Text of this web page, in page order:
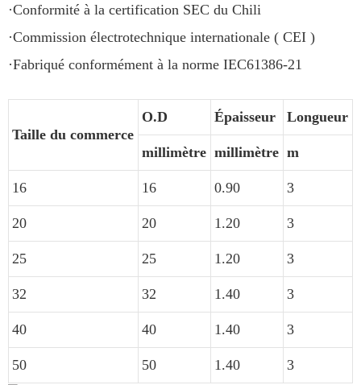
·Conformité à la certification SEC du Chili
·Commission électrotechnique internationale ( CEI )
·Fabriqué conformément à la norme IEC61386-21
O.D Épaisseur
m
16 16 0.90 3
20 20 1.20 3
25 25 1.20 3
32 32 1.40 3
40 40 1.40 3
50 50 1.40 3